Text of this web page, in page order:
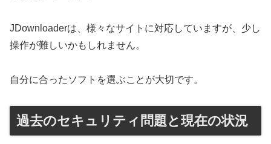
JDownloaderは、様々なサイトに対応していますが、少し
操作が難しいかもしれません。
自分に合ったソフトを選ぶことが大切です。
過去のセキュリティ問題と現在の状況